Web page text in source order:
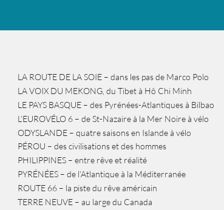
LA ROUTE DE LA SOIE – dans les pas de Marco Polo
LA VOIX DU MEKONG, du Tibet à Hô Chi Minh
LE PAYS BASQUE – des Pyrénées-Atlantiques à Bilbao
L’EUROVÉLO 6 – de St-Nazaire à la Mer Noire à vélo
ODYSLANDE – quatre saisons en Islande à vélo
PÉROU – des civilisations et des hommes
PHILIPPINES – entre rêve et réalité
PYRÉNÉES – de l’Atlantique à la Méditerranée
ROUTE 66 – la piste du rêve américain
TERRE NEUVE – au large du Canada